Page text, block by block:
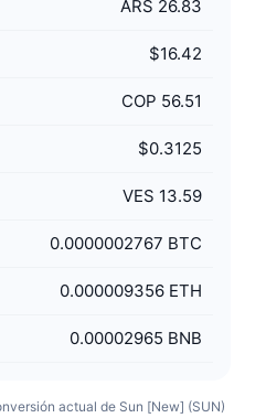
ARS 26.83
$16.42
COP 56.51
$0.3125
VES 13.59
0.0000002767 BTC
0.000009356 ETH
0.00002965 BNB
actual de Sun [New] (SUN)